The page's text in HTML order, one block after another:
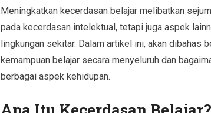
Meningkatkan kecerdasan belajar melibatkan
pada kecerdasan intelektual, tetapi juga aspek
lingkungan sekitar. Dalam artikel ini, akan dibahas
kemampuan belajar secara menyeluruh dan
berbagai aspek kehidupan.